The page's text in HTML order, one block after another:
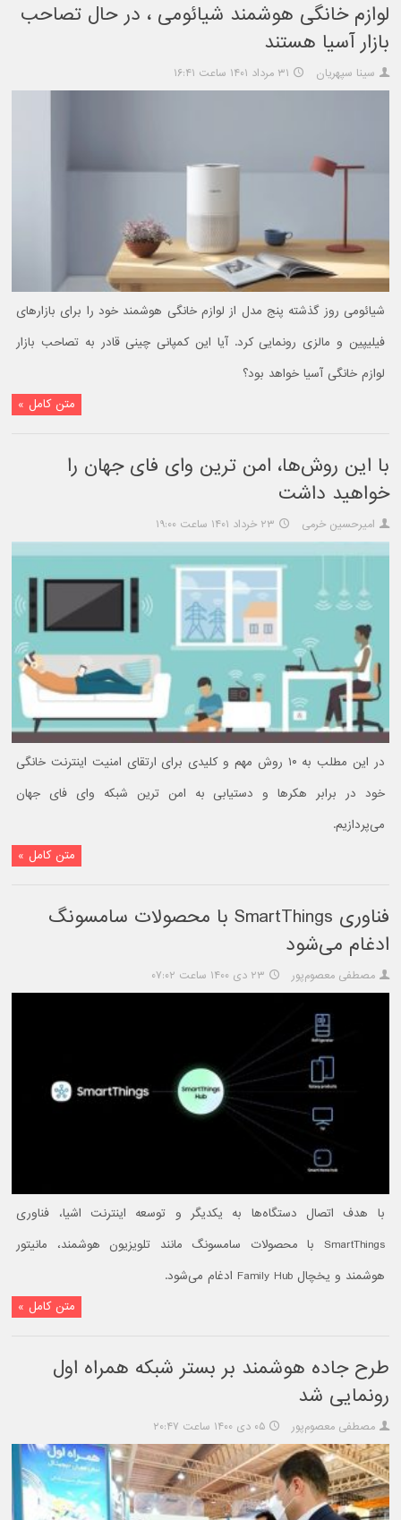
لوازم خانگی هوشمند شیائومی ، در حال تصاحب
بازار آسیا هستند
سینا سپهریان ۳۱ مرداد ۱۴۰۱ ساعت ۱۶:۴۱
شیائومی روز گذشته پنج مدل از لوازم خانگی هوشمند خود را برای بازارهای
فیلیپین و مالزی رونمایی کرد. آیا این کمپانی چینی قادر به تصاحب بازار
لوازم خانگی آسیا خواهد بود؟
متن کامل »
با این روش‌ها، امن ترین وای فای جهان را
خواهید داشت
امیرحسین خرمی ۲۳ خرداد ۱۴۰۱ ساعت ۱۹:۰۰
در این مطلب به ۱۰ روش مهم و کلیدی برای ارتقای امنیت اینترنت خانگی
خود در برابر هکرها و دستیابی به امن ترین شبکه وای فای جهان
می‌پردازیم.
متن کامل »
فناوری SmartThings با محصولات سامسونگ
ادغام می‌شود
مصطفی معصوم‌پور ۲۳ دی ۱۴۰۰ ساعت ۰۷:۰۲
با هدف اتصال دستگاه‌ها به یکدیگر و توسعه اینترنت اشیا، فناوری
SmartThings با محصولات سامسونگ مانند تلویزیون هوشمند، مانیتور
هوشمند و یخچال Family Hub ادغام می‌شود.
متن کامل »
طرح جاده هوشمند بر بستر شبکه همراه اول
رونمایی شد
مصطفی معصوم‌پور ۰۵ دی ۱۴۰۰ ساعت ۲۰:۴۷